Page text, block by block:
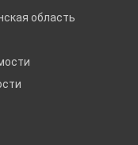
область